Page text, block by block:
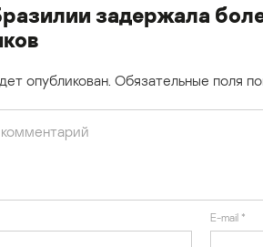
задержала
опубликован. Обязательные поля
E-mail *